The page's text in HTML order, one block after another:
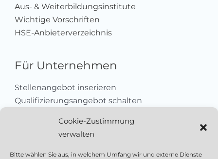
Cookie-Zustimmung
verwalten
Bitte wählen Sie aus, in welchem Umfang wir und externe Dienste
Aus- & Weiterbildungsinstitute
Wichtige Vorschriften
HSE-Anbieterverzeichnis
Für Unternehmen
Stellenangebot inserieren
Qualifizierungsangebot schalten